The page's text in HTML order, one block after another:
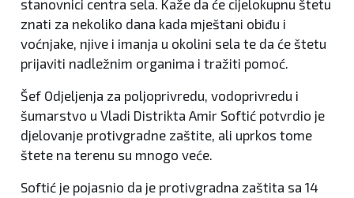
stanovnici centra sela. Kaže da će cijelokupnu štetu
znati za nekoliko dana kada mještani obiđu i
voćnjake, njive i imanja u okolini sela te da će štetu
prijaviti nadležnim organima i tražiti pomoć.
Šef Odjeljenja za poljoprivredu, vodoprivredu i
šumarstvo u Vladi Distrikta Amir Softić potvrdio je
djelovanje protivgradne zaštite, ali uprkos tome
štete na terenu su mnogo veće.
Softić je pojasnio da je protivgradna zaštita sa 14